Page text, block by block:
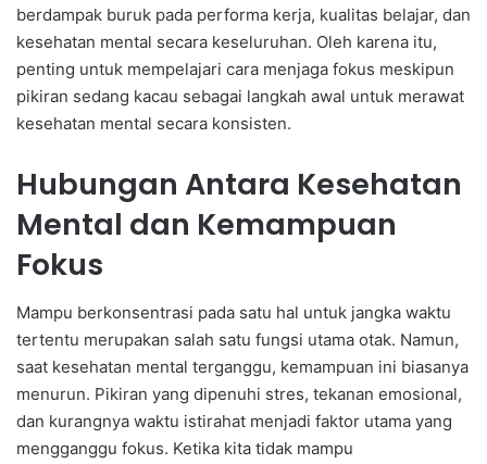
berdampak buruk pada performa kerja, kualitas belajar, dan
kesehatan mental secara keseluruhan. Oleh karena itu,
penting untuk mempelajari cara menjaga fokus meskipun
pikiran sedang kacau sebagai langkah awal untuk merawat
kesehatan mental secara konsisten.
Hubungan Antara Kesehatan
Mental dan Kemampuan
Fokus
Mampu berkonsentrasi pada satu hal untuk jangka waktu
tertentu merupakan salah satu fungsi utama otak. Namun,
saat kesehatan mental terganggu, kemampuan ini biasanya
menurun. Pikiran yang dipenuhi stres, tekanan emosional,
dan kurangnya waktu istirahat menjadi faktor utama yang
mengganggu fokus. Ketika kita tidak mampu